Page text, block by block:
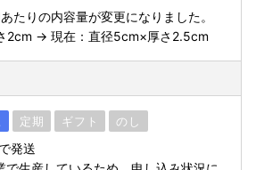
たりの内容量が変更になりました。
2cm → 現在：直径5cm×厚さ2.5cm
定期 ギフト のし
発送